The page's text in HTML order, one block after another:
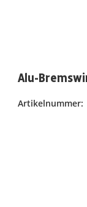
Alu-
Artikelnummer: